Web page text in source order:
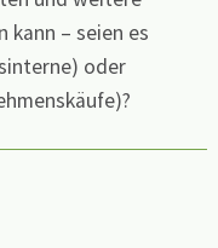
– seien es
oder